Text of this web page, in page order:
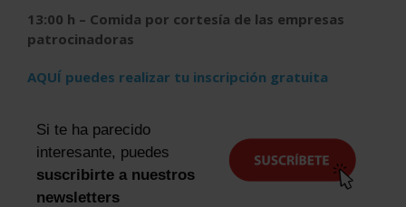
13:00 h – Comida por cortesía de las empresas
patrocinadoras
AQUÍ puedes realizar tu inscripción gratuita
Si te ha parecido
interesante, puedes
suscribirte a nuestros
newsletters